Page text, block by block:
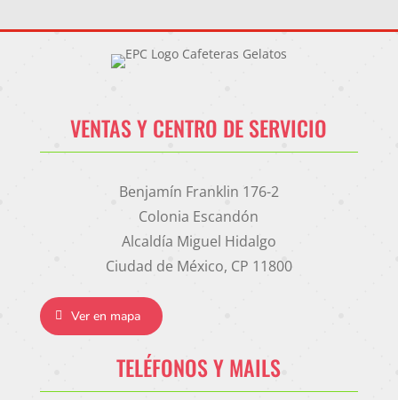
VENTAS Y CENTRO DE SERVICIO
Benjamín Franklin 176-2
Colonia Escandón
Alcaldía Miguel Hidalgo
Ciudad de México, CP 11800
Ver en mapa
TELÉFONOS Y MAILS